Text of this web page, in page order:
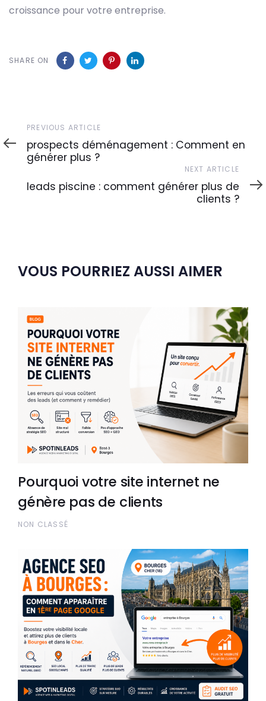
croissance pour votre entreprise.
SHARE ON
Previous
Article
PREVIOUS ARTICLE
prospects déménagement : Comment en
générer plus ?
Article
NEXT ARTICLE
leads piscine : comment générer plus de
clients ?
VOUS POURRIEZ AUSSI AIMER
Pourquoi votre site internet ne
génère pas de clients
NON CLASSÉ